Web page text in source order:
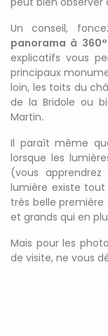
Un conseil,
panorama à
explicatifs vous
principaux
loin, les toits du
de la Bridole ou
Martin.
Il paraît même
lorsque les
(vous apprendrez
lumière existe
très belle
et grands qui en
Mais pour les
de visite, ne vous